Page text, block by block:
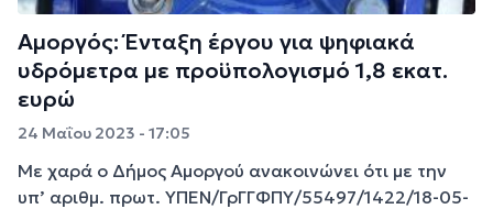
Αμοργός: Ένταξη έργου για ψηφιακά
υδρόμετρα με προϋπολογισμό 1,8 εκατ.
ευρώ
24 Μαΐου 2023 - 17:05
Με χαρά ο Δήμος Αμοργού ανακοινώνει ότι με την
υπ’ αριθμ. πρωτ. ΥΠΕΝ/ΓρΓΓΦΠΥ/55497/1422/18-05-